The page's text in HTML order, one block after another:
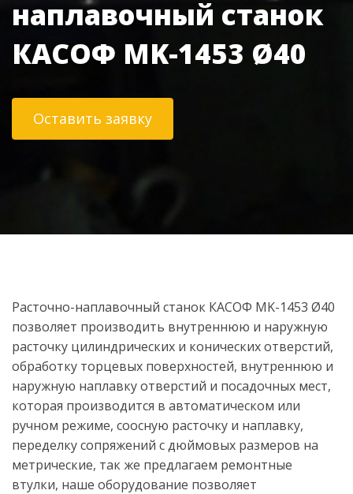
наплавочный станок
КАСОФ MK-1453 Ø40
Оставить заявку
Расточно-наплавочный станок КАСОФ MK-1453 Ø40
позволяет производить внутреннюю и наружную
расточку цилиндрических и конических отверстий,
обработку торцевых поверхностей, внутреннюю и
наружную наплавку отверстий и посадочных мест,
которая производится в автоматическом или
ручном режиме, соосную расточку и наплавку,
переделку сопряжений с дюймовых размеров на
метрические, так же предлагаем ремонтные
втулки, наше оборудование позволяет